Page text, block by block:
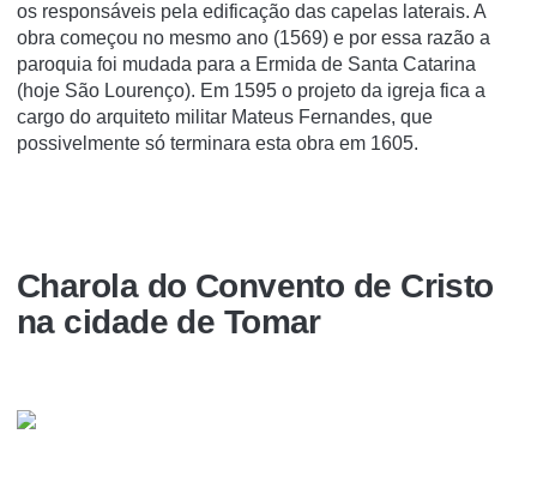
os responsáveis pela edificação das capelas laterais. A
obra começou no mesmo ano (1569) e por essa razão a
paroquia foi mudada para a Ermida de Santa Catarina
(hoje São Lourenço). Em 1595 o projeto da igreja fica a
cargo do arquiteto militar Mateus Fernandes, que
possivelmente só terminara esta obra em 1605.
Charola do Convento de Cristo
na cidade de Tomar